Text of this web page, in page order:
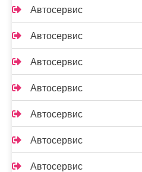
Автосервис
Автосервис
Автосервис
Автосервис
Автосервис
Автосервис
Автосервис